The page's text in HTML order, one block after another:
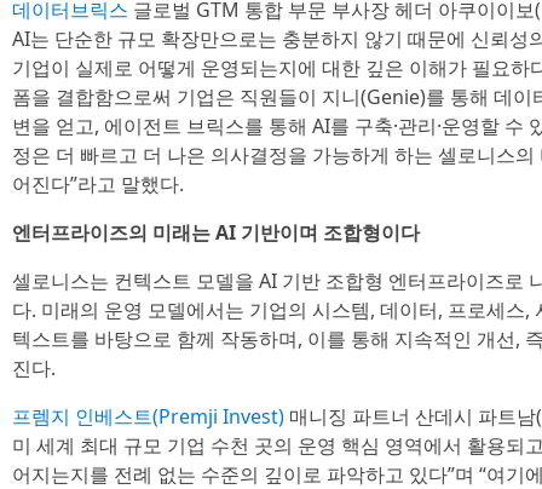
데이터브릭스 글로벌 GTM 통합 부문 부사장 헤더 아쿠이이
AI는 단순한 규모 확장만으로는 충분하지 않기 때문에 신뢰성
기업이 실제로 어떻게 운영되는지에 대한 깊은 이해가 필요하
폼을 결합함으로써 기업은 직원들이 지니(Genie)를 통해 데
변을 얻고, 에이전트 브릭스를 통해 AI를 구축·관리·운영할 수
정은 더 빠르고 더 나은 의사결정을 가능하게 하는 셀로니스
어진다”라고 말했다.
엔터프라이즈의 미래는 AI 기반이며 조합형이다
셀로니스는 컨텍스트 모델을 AI 기반 조합형 엔터프라이즈로
다. 미래의 운영 모델에서는 기업의 시스템, 데이터, 프로세스
텍스트를 바탕으로 함께 작동하며, 이를 통해 지속적인 개선,
진다.
프렘지 인베스트(Premji Invest) 매니징 파트너 산데시 파트
미 세계 최대 규모 기업 수천 곳의 운영 핵심 영역에서 활용되
어지는지를 전례 없는 수준의 깊이로 파악하고 있다”며 “여기